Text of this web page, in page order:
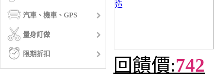
汽車、機車、GPS
量身訂做
限期折扣
回饋價:742